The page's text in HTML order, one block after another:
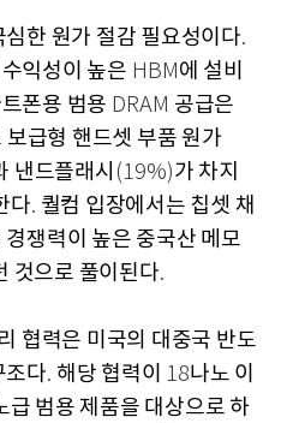
한 원가 절감 필요성이다.
익성이 높은 HBM에 설비
폰용 범용 DRAM 공급은
보급형 핸드셋 부품 원가
낸드플래시 (19%)가 차지
다. 퀄컴 입장에서는 칩셋 채
쟁력이 높은 중국산 메모
것으로 풀이된다.
협력은 미국의 대중국 반도
조다. 해당 협력이 18나노 이
급 범용 제품을 대상으로 하